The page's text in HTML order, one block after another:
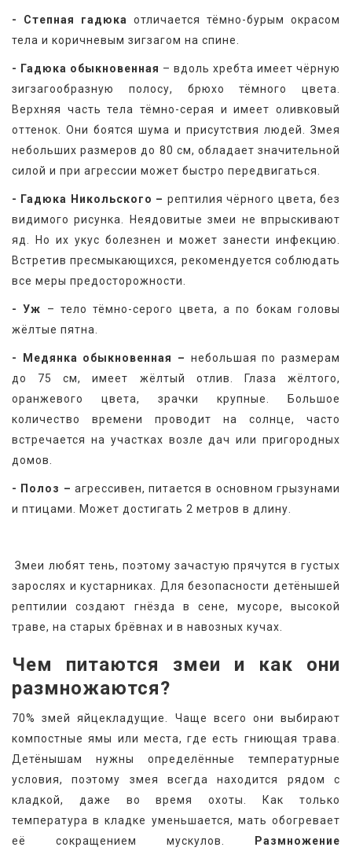
- Степная гадюка
отличается тёмно-бурым окрасом
тела и коричневым зигзагом на спине.
- Гадюка обыкновенная – вдоль хребта имеет чёрную
зигзагообразную полосу, брюхо тёмного цвета.
Верхняя часть тела тёмно-серая и имеет оливковый
оттенок. Они боятся шума и присутствия людей. Змея
небольших размеров до 80 см, обладает значительной
силой и при агрессии может быстро передвигаться.
- Гадюка Никольского – рептилия чёрного цвета, без
видимого рисунка. Неядовитые змеи не впрыскивают
яд. Но их укус болезнен и может занести инфекцию.
Встретив пресмыкающихся, рекомендуется соблюдать
все меры предосторожности.
- Уж – тело тёмно-серого цвета, а по бокам головы
жёлтые пятна.
- Медянка обыкновенная – небольшая по размерам
до 75 см, имеет жёлтый отлив. Глаза жёлтого,
оранжевого цвета, зрачки крупные. Большое
количество времени проводит на солнце, часто
встречается на участках возле дач или пригородных
домов.
- Полоз – агрессивен, питается в основном грызунами
и птицами. Может достигать 2 метров в длину.
Змеи любят тень, поэтому зачастую прячутся в густых
зарослях и кустарниках. Для безопасности детёнышей
рептилии создают гнёзда в сене, мусоре, высокой
траве, на старых брёвнах и в навозных кучах.
Чем питаются змеи и как они
размножаются?
70% змей яйцекладущие. Чаще всего они выбирают
компостные ямы или места, где есть гниющая трава.
Детёнышам нужны определённые температурные
условия, поэтому змея всегда находится рядом с
кладкой, даже во время охоты. Как только
температура в кладке уменьшается, мать обогревает
её сокращением мускулов.
Размножение